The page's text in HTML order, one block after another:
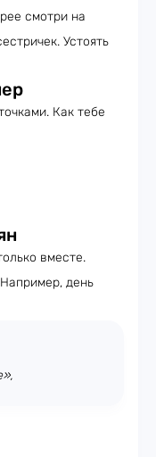
смотри на
Устоять
Как тебе
вместе.
день